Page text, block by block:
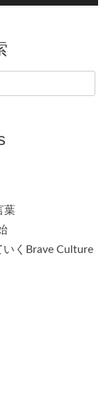
葉
くBrave Culture